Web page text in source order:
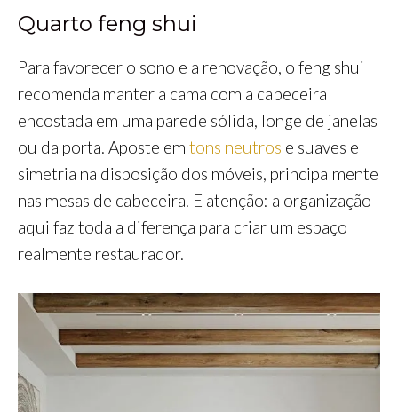
Quarto feng shui
Para favorecer o sono e a renovação, o feng shui
recomenda manter a cama com a cabeceira
encostada em uma parede sólida, longe de janelas
ou da porta. Aposte em tons neutros e suaves e
simetria na disposição dos móveis, principalmente
nas mesas de cabeceira. E atenção: a organização
aqui faz toda a diferença para criar um espaço
realmente restaurador.